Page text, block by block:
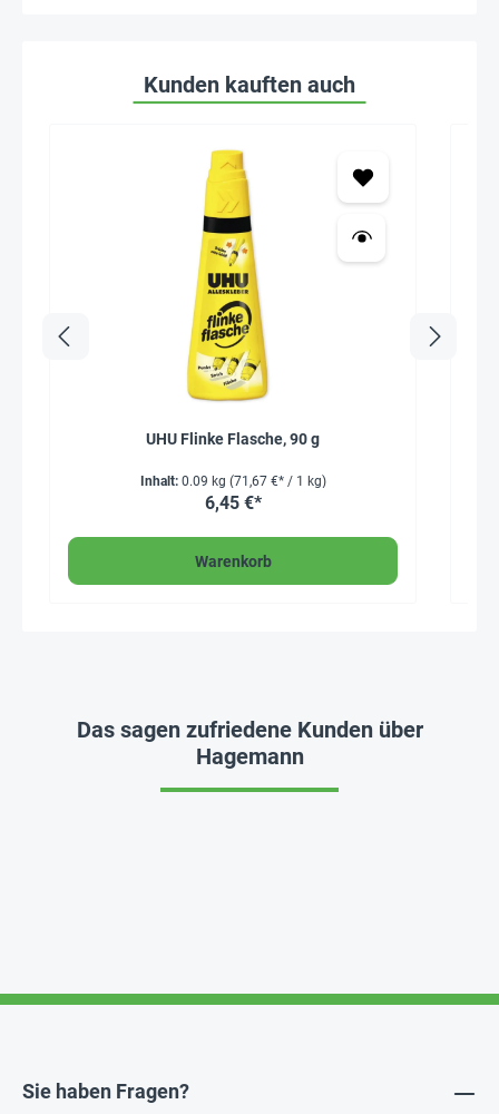
Kunden kauften auch
UHU Flinke Flasche, 90 g
Inhalt: 0.09 kg (71,67 €* / 1 kg)
6,45 €*
Warenkorb
Das sagen zufriedene Kunden über
Hagemann
Sie haben Fragen?